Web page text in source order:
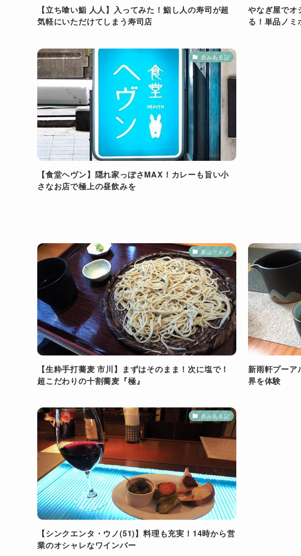
【立ち喰い鮨 人人】入ってみた！鮨し人の寿司が超
気軽にいただけてしまう寿司店
やなぎ屋でオ
る！単品ノミ
呑みある記
【食堂ヘヴン】隠れ家っぽさMAX！カレーも旨い小
さなお店で極上の昼飲みを
富山グルメ
【生粋手打蕎麦 市川】まずはそのまま！次に塩で！
超こだわりの十割蕎麦『極』
新雨軒プーア
界を体験
呑みある記
【シンクエンタ・ウノ(51)】料理も充実！14時から営
業のオシャレなワインバー